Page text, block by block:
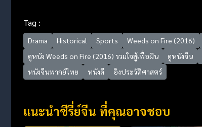
Tag :
Drama Historical Sports Weeds on Fire (2016)
ดูหนัง Weeds on Fire (2016) รวมใจสู้เพื่อฝัน
ดูหนังจีน
หนังจีนพากย์ไทย
หนังดี อิงประวัติศาสตร์
แนะนำซีรี่ย์จีน ที่คุณอาจชอบ